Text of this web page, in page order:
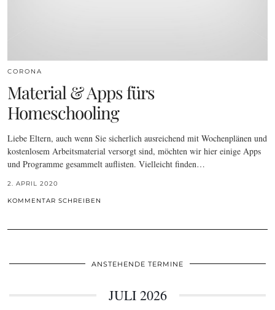
CORONA
Material & Apps fürs
Homeschooling
Liebe Eltern, auch wenn Sie sicherlich ausreichend mit Wochenplänen und
kostenlosem Arbeitsmaterial versorgt sind, möchten wir hier einige Apps
und Programme gesammelt auflisten. Vielleicht finden…
2. APRIL 2020
KOMMENTAR SCHREIBEN
ANSTEHENDE TERMINE
JULI 2026